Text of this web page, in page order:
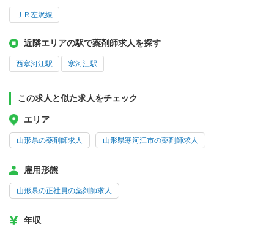
ＪＲ左沢線
近隣エリアの駅で薬剤師求人を探す
西寒河江駅 寒河江駅
この求人と似た求人をチェック
エリア
山形県の薬剤師求人 山形県寒河江市の薬剤師求人
雇用形態
山形県の正社員の薬剤師求人
年収